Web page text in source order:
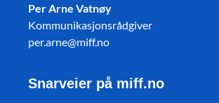
Per Arne Vatnøy
Kommunikasjonsrådgiver
per.arne@miff.no
Snarveier på miff.no